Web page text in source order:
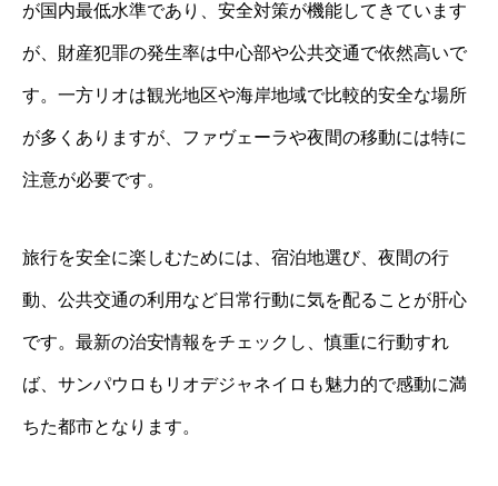
が国内最低水準であり、安全対策が機能してきています
が、財産犯罪の発生率は中心部や公共交通で依然高いで
す。一方リオは観光地区や海岸地域で比較的安全な場所
が多くありますが、ファヴェーラや夜間の移動には特に
注意が必要です。
旅行を安全に楽しむためには、宿泊地選び、夜間の行
動、公共交通の利用など日常行動に気を配ることが肝心
です。最新の治安情報をチェックし、慎重に行動すれ
ば、サンパウロもリオデジャネイロも魅力的で感動に満
ちた都市となります。